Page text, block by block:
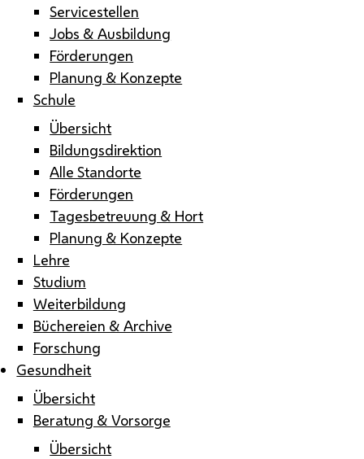
Servicestellen
Jobs & Ausbildung
Förderungen
Planung & Konzepte
Schule
Übersicht
Bildungsdirektion
Alle Standorte
Förderungen
Tagesbetreuung & Hort
Planung & Konzepte
Lehre
Studium
Weiterbildung
Büchereien & Archive
Forschung
Gesundheit
Übersicht
Beratung & Vorsorge
Übersicht